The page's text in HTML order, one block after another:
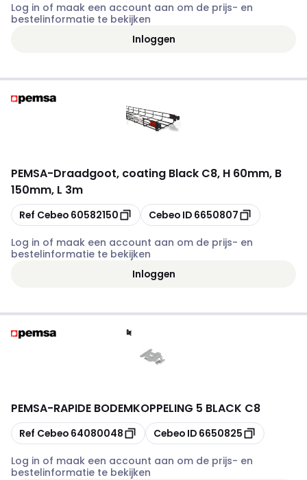
Log in of maak een account aan om de prijs- en
bestelinformatie te bekijken
Inloggen
PEMSA-Draadgoot, coating Black C8, H 60mm, B
150mm, L 3m
Kopiëren
Ref Cebeo 60582150 Kopiëren
Cebeo ID 6650807
Log in of maak een account aan om de prijs- en
bestelinformatie te bekijken
Inloggen
PEMSA-RAPIDE BODEMKOPPELING 5 BLACK C8
Kopiëren
Ref Cebeo 64080048 Kopiëren
Cebeo ID 6650825
Log in of maak een account aan om de prijs- en
bestelinformatie te bekijken